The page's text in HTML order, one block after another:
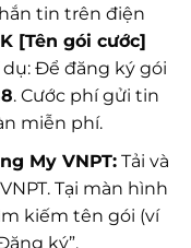
tin trên điện
[Tên gói cước]
Để đăng ký gói
. Cước phí gửi tin
miễn phí.
My VNPT:Tải và
Tại màn hình
kiếm tên gói (ví
ký”.